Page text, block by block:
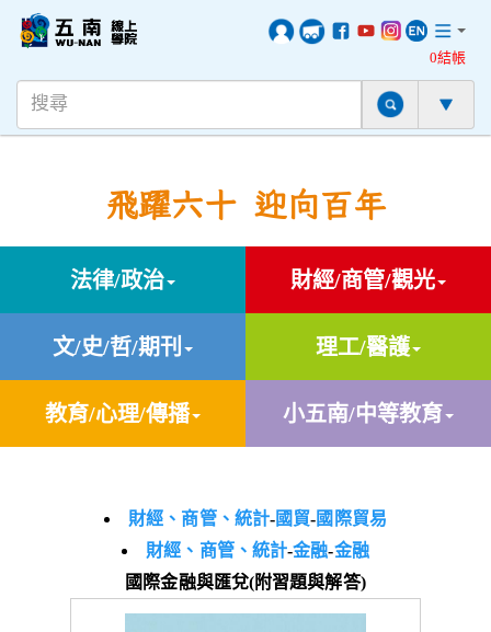
0結帳
飛躍六十 迎向百年
法律/政治 財經/商管/觀光
文/史/哲/期刊 理工/醫護
教育/心理/傳播 小五南/中等教育
財經、商管、統計-國貿-國際貿易
財經、商管、統計-金融-金融
國際金融與匯兌(附習題與解答)